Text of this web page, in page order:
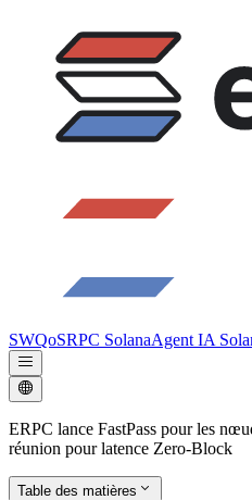
SWQoSRPC SolanaAgent IA
ERPC lance FastPass pour les
réunion pour latence Zero-Block
Table des matières